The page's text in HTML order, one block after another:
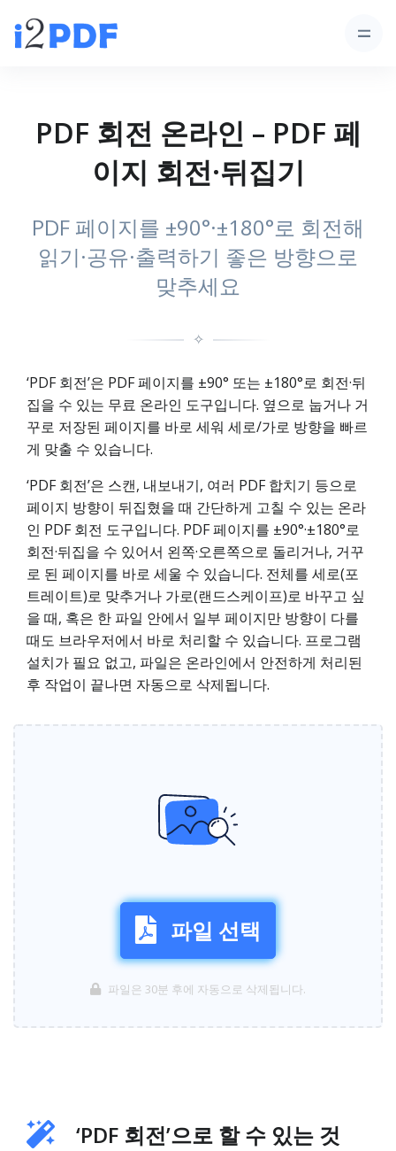
PDF 회전 온라인 – PDF 페
이지 회전·뒤집기
PDF 페이지를 ±90°·±180°로 회전해
읽기·공유·출력하기 좋은 방향으로
맞추세요
✧
‘PDF 회전’은 PDF 페이지를 ±90° 또는 ±180°로 회전·뒤
집을 수 있는 무료 온라인 도구입니다. 옆으로 눕거나 거
꾸로 저장된 페이지를 바로 세워 세로/가로 방향을 빠르
게 맞출 수 있습니다.
‘PDF 회전’은 스캔, 내보내기, 여러 PDF 합치기 등으로
페이지 방향이 뒤집혔을 때 간단하게 고칠 수 있는 온라
인 PDF 회전 도구입니다. PDF 페이지를 ±90°·±180°로
회전·뒤집을 수 있어서 왼쪽·오른쪽으로 돌리거나, 거꾸
로 된 페이지를 바로 세울 수 있습니다. 전체를 세로(포
트레이트)로 맞추거나 가로(랜드스케이프)로 바꾸고 싶
을 때, 혹은 한 파일 안에서 일부 페이지만 방향이 다를
때도 브라우저에서 바로 처리할 수 있습니다. 프로그램
설치가 필요 없고, 파일은 온라인에서 안전하게 처리된
후 작업이 끝나면 자동으로 삭제됩니다.
파일 선택
파일은 30분 후에 자동으로 삭제됩니다.
‘PDF 회전’으로 할 수 있는 것